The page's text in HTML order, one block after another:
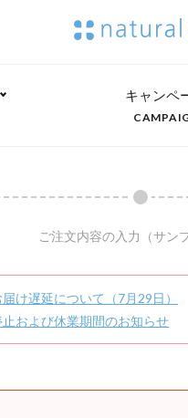
キャンペ
ご注文内容の入力 （サン
け遅延について（7月29日）
および休業期間のお知らせ